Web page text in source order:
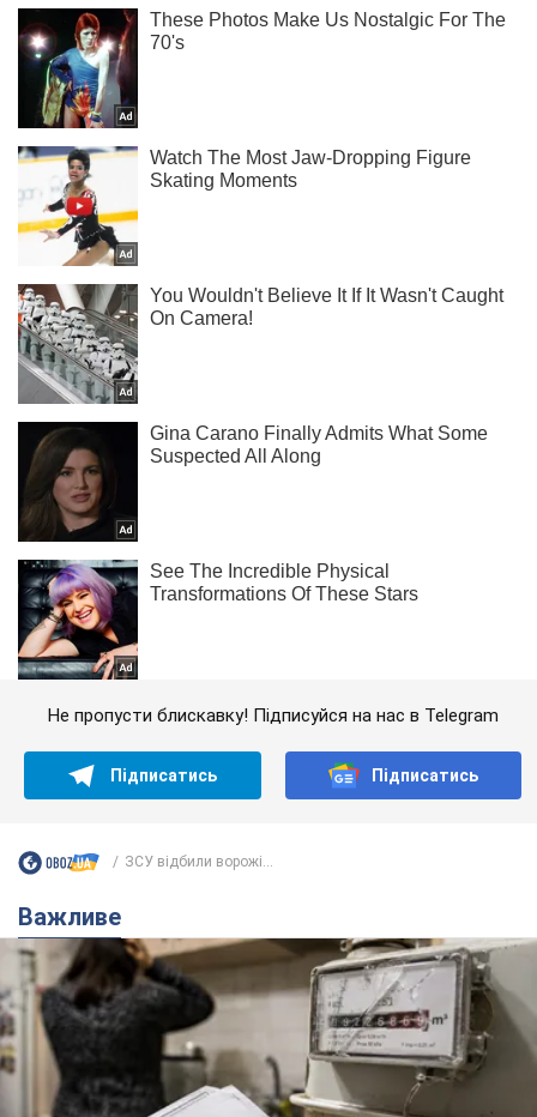
Не пропусти блискавку! Підписуйся на нас в Telegram
Підписатись Підписатись
ЗСУ відбили ворожі...
Важливе